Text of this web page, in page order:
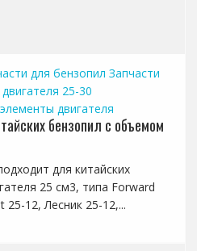
для бензопил Запчасти
25-30
двигателя
бензопил с объемом
для китайских
25 см3, типа Forward
25-12, Лесник 25-12,...